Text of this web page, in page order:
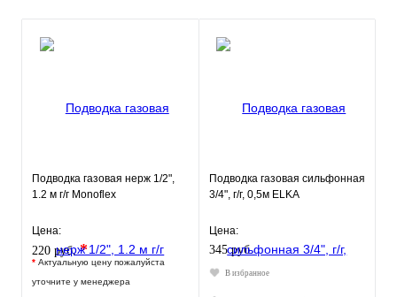
Подводка газовая нерж 1/2",
1.2 м г/г Monoflex
Цена:
220 руб.*
* Актуальную цену пожалуйста
уточните у менеджера
Подводка газовая сильфонная
3/4", г/г, 0,5м ELKA
Цена:
345 руб.
В избранное